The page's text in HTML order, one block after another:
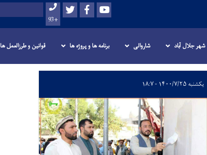
main
content
Youtube
Facebook
Twitter
+93
Search
شهر جلال آباد شاروالی برنامه ها و پروژه ها قوانین و طرزالعمل ها
یکشنبه ۱۴۰۰/۷/۲۵ - ۱۸:۷